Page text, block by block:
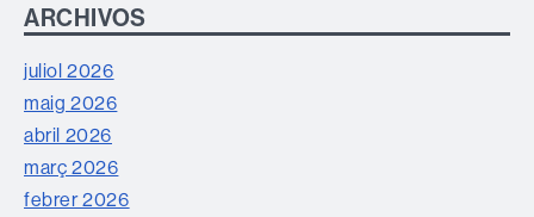
ARCHIVOS
juliol 2026
maig 2026
abril 2026
març 2026
febrer 2026